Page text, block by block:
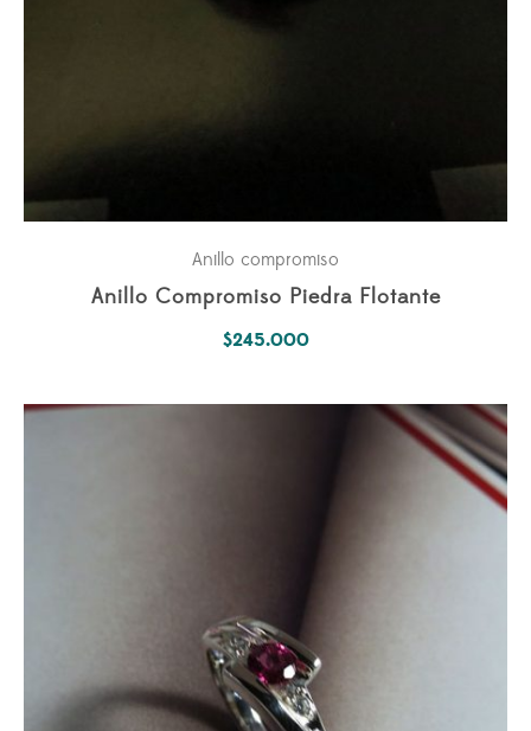
Anillo compromiso
Anillo Compromiso Piedra Flotante
$245.000